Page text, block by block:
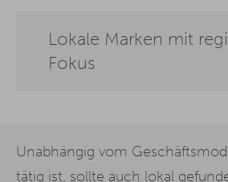
Lokale Marken mit
Fokus
Unabhängig vom
tätig ist, sollte auch lokal